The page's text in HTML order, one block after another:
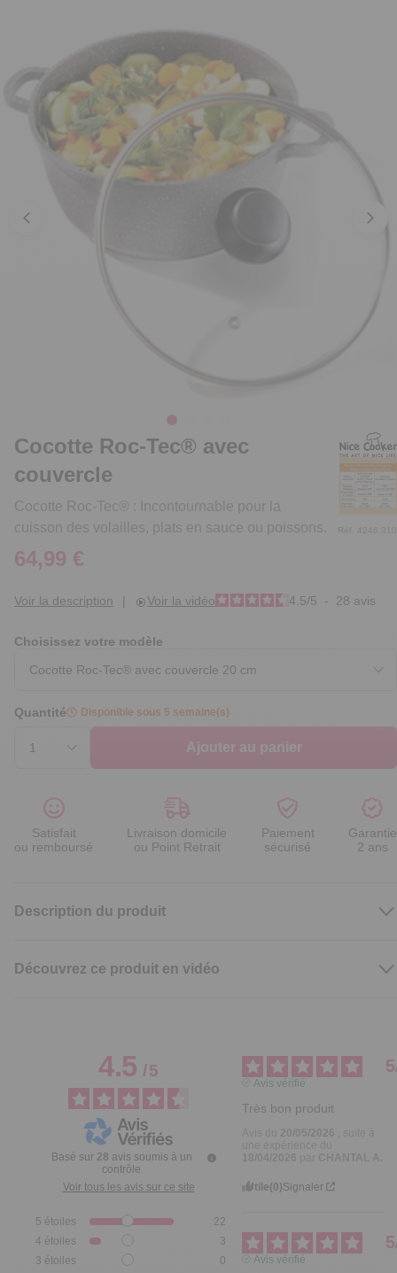
Cocotte Roc-Tec® avec
couvercle
Cocotte Roc-Tec® : Incontournable pour la
cuisson des volailles, plats en sauce ou poissons.
Réf. 4246.310
64,99 €
Voir la description | Voir la vidéo 4.5/5 - 28 avis
Choisissez votre modèle
Quantité Disponible sous 5 semaine(s)
Ajouter au panier
Satisfait
ou remboursé
Livraison domicile
ou Point Retrait
Paiement
sécurisé
Garantie
2 ans
Description du produit
Découvrez ce produit en vidéo
4.5/5
Basé sur 28 avis soumis à un
contrôle
Voir tous les avis sur ce site
5 étoiles
22
4 étoiles
3
3 étoiles
0
5
Avis vérifié
Très bon produit
Utile(0)Signaler
5
Avis vérifié